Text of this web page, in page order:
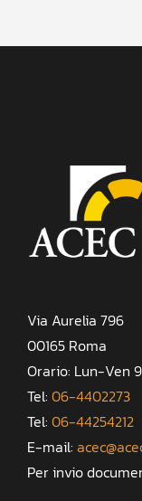
Via Aurelia 796
00165 Roma
Orario: Lun-Ven
Tel: 06-4402273
Tel: 06-44254212
E-mail:
Per invio